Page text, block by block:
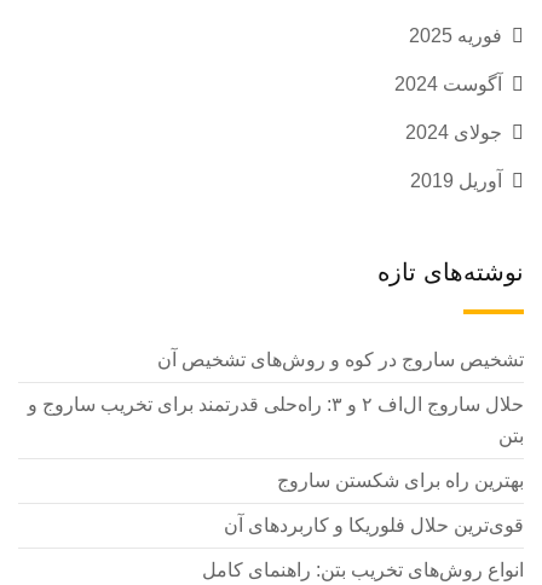
فوریه 2025
آگوست 2024
جولای 2024
آوریل 2019
نوشته‌های تازه
تشخیص ساروج در کوه و روش‌های تشخیص آن
حلال ساروج ال‌اف ۲ و ۳: راه‌حلی قدرتمند برای تخریب ساروج و
بتن
بهترین راه برای شکستن ساروج
قوی‌ترین حلال فلوریکا و کاربردهای آن
انواع روش‌های تخریب بتن: راهنمای کامل